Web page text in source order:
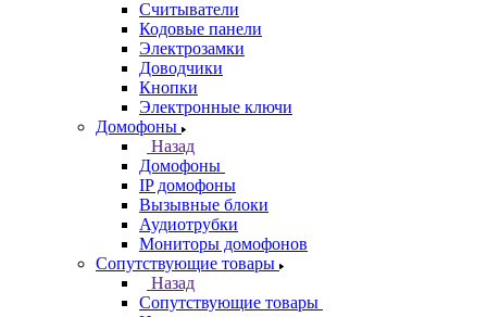
Считыватели
Кодовые панели
Электрозамки
Доводчики
Кнопки
Электронные ключи
Домофоны
Назад
Домофоны
IP домофоны
Вызывные блоки
Аудиотрубки
Мониторы домофонов
Сопутствующие товары
Назад
Сопутствующие товары